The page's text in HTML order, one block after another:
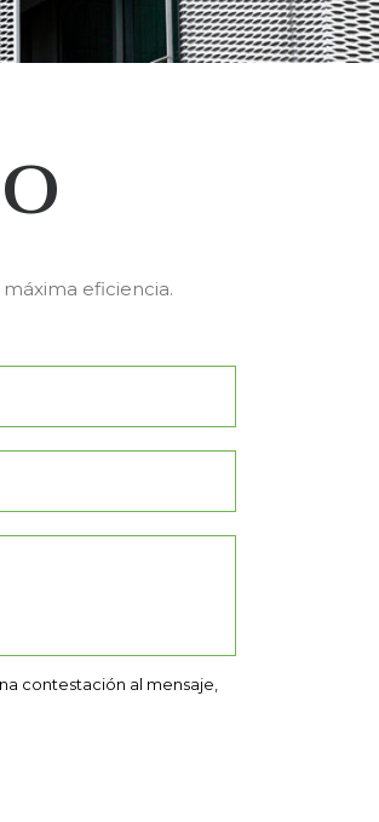
eficiencia.
contestación al mensaje,